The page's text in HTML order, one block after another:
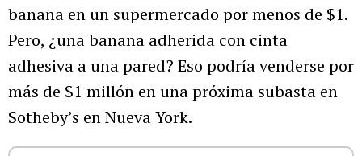
banana en un supermercado por menos de $1.
Pero, ¿una banana adherida con cinta
adhesiva a una pared? Eso podría venderse por
más de $1 millón en una próxima subasta en
Sotheby’s en Nueva York.